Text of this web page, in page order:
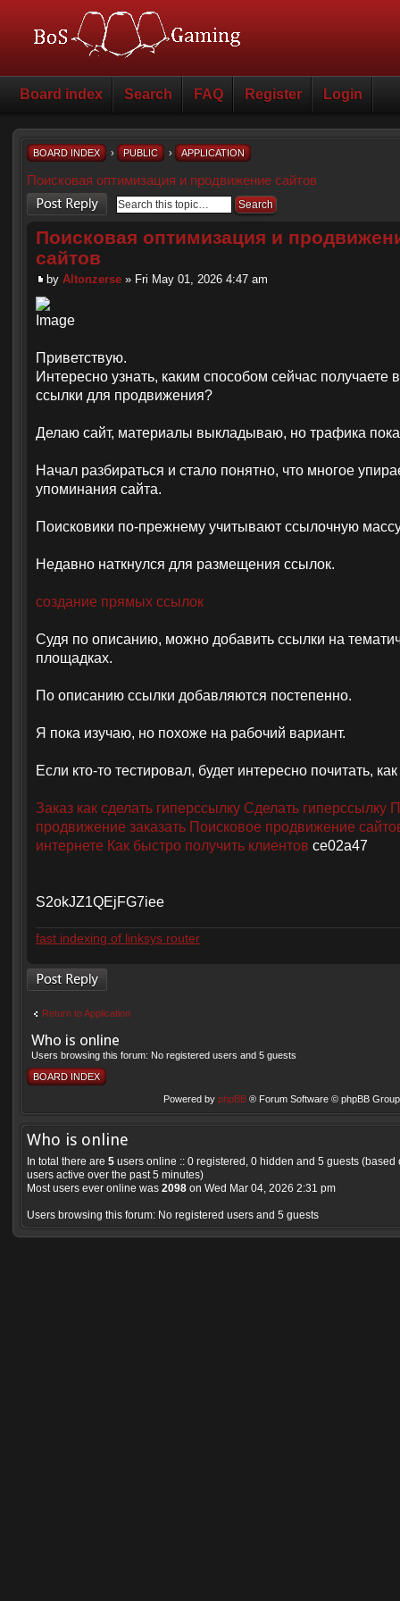
Board index Search FAQ Register Login
BOARD INDEX › PUBLIC › APPLICATION
Поисковая оптимизация и продвижение сайтов
Post a reply
Поисковая оптимизация и
сайтов
by Altonzerse » Fri May 01, 2026 4:47 am
Приветствую.
Интересно узнать, каким способом сейчас получаете
ссылки для продвижения?
Делаю сайт, материалы выкладываю, но трафика
Начал разбираться и стало понятно, что многое
упоминания сайта.
Поисковики по-прежнему учитывают ссылочную
Недавно наткнулся для размещения ссылок.
создание прямых ссылок
Судя по описанию, можно добавить ссылки на
площадках.
По описанию ссылки добавляются постепенно.
Я пока изучаю, но похоже на рабочий вариант.
Если кто-то тестировал, будет интересно почитать,
Заказ как сделать гиперссылку Сделать гиперссылку
продвижение заказать Поисковое продвижение
интернете Как быстро получить клиентов ce02a47
S2okJZ1QEjFG7iee
fast indexing of linksys router
Post a reply
Return to Application
Who is online
Users browsing this forum: No registered users and 5 guests
BOARD INDEX
Powered by phpBB® Forum Software © phpBB
Who is online
In total there are 5 users online :: 0 registered, 0 hidden and 5 guests (based
users active over the past 5 minutes)
Most users ever online was 2098 on Wed Mar 04, 2026 2:31 pm
Users browsing this forum: No registered users and 5 guests